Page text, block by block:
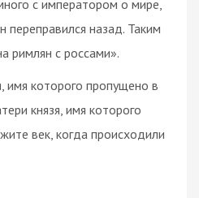
с императором о мире,
переправился назад. Таким
римлян с россами».
имя которого пропущено в
князя, имя которого
век, когда происходили